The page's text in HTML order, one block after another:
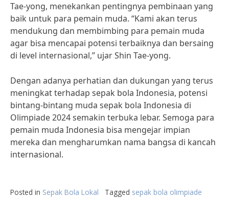
Tae-yong, menekankan pentingnya pembinaan yang
baik untuk para pemain muda. “Kami akan terus
mendukung dan membimbing para pemain muda
agar bisa mencapai potensi terbaiknya dan bersaing
di level internasional,” ujar Shin Tae-yong.
Dengan adanya perhatian dan dukungan yang terus
meningkat terhadap sepak bola Indonesia, potensi
bintang-bintang muda sepak bola Indonesia di
Olimpiade 2024 semakin terbuka lebar. Semoga para
pemain muda Indonesia bisa mengejar impian
mereka dan mengharumkan nama bangsa di kancah
internasional.
Posted in Sepak Bola Lokal Tagged sepak bola olimpiade